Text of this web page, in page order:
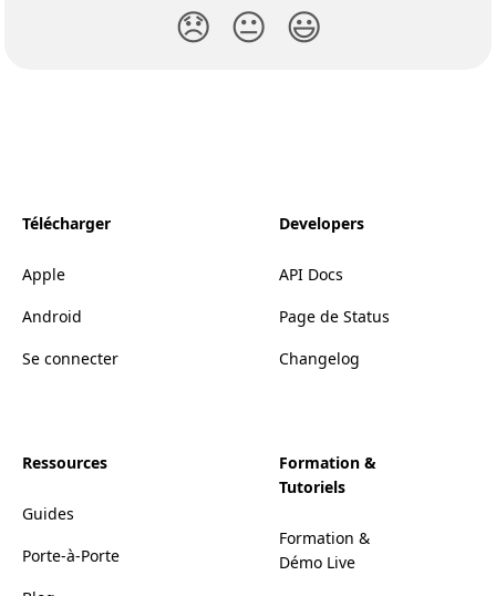
😞 😐 😃
Télécharger
Apple
Android
Se connecter
Developers
API Docs
Page de Status
Changelog
Ressources
Guides
Porte-à-Porte
Formation &
Tutoriels
Formation &
Démo Live